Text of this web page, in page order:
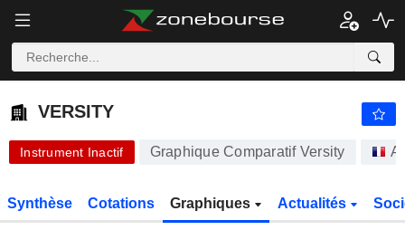
VERSITY 0,9900 € -
VERSITY
Instrument Inactif Graphique Comparatif Versity
Synthèse Cotations Graphiques Actualités